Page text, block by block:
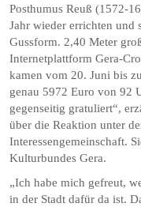
Posthumus Reuß (1572-
Jahr wieder errichten und
Gussform. 2,40 Meter
Internetplattform Gera-
kamen vom 20. Juni bis
genau 5972 Euro von 92
gegenseitig gratuliert“,
über die Reaktion unter
Interessengemeinschaft.
Kulturbundes Gera.
„Ich habe mich gefreut,
in der Stadt dafür da ist.